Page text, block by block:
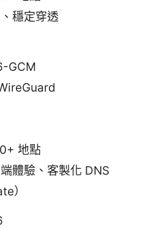
穩定穿透
GCM
地點
體驗、客製化 DNS
）